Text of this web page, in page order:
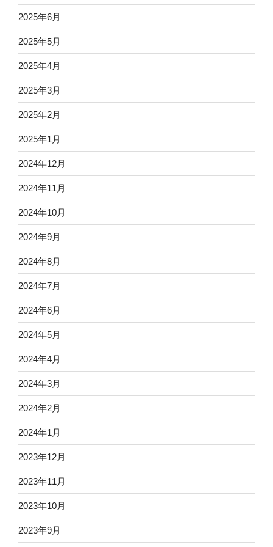
2025年6月
2025年5月
2025年4月
2025年3月
2025年2月
2025年1月
2024年12月
2024年11月
2024年10月
2024年9月
2024年8月
2024年7月
2024年6月
2024年5月
2024年4月
2024年3月
2024年2月
2024年1月
2023年12月
2023年11月
2023年10月
2023年9月